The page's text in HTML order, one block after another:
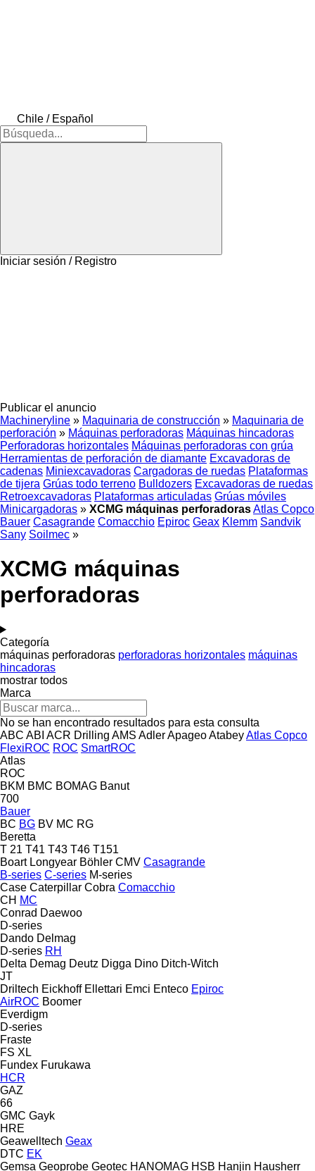
Chile / Español
Iniciar sesión / Registro
Publicar el anuncio
Machineryline » Maquinaria de construcción » Maquinaria de
perforación » Máquinas perforadoras Máquinas hincadoras
Perforadoras horizontales Máquinas perforadoras con grúa
Herramientas de perforación de diamante Excavadoras de
cadenas Miniexcavadoras Cargadoras de ruedas Plataformas
de tijera Grúas todo terreno Bulldozers Excavadoras de ruedas
Retroexcavadoras Plataformas articuladas Grúas móviles
Minicargadoras » XCMG máquinas perforadorasAtlas Copco
Bauer Casagrande Comacchio Epiroc Geax Klemm Sandvik
Sany Soilmec »
XCMG máquinas
perforadoras
Categoría
máquinas perforadoras perforadoras horizontales máquinas
hincadoras
mostrar todos
Marca
No se han encontrado resultados para esta consulta
ABC ABI ACR Drilling AMS AdlerApageoAtabeyAtlas Copco
FlexiROC ROC SmartROC
Atlas
ROC
BKM BMC BOMAG Banut
700
Bauer
BC BG BV MC RG
Beretta
T 21 T41 T43 T46 T151
Boart Longyear Böhler CMV Casagrande
B-series C-series M-series
Case Caterpillar Cobra Comacchio
CH MC
Conrad Daewoo
D-series
Dando Delmag
D-series RH
Delta Demag Deutz Digga Dino Ditch-Witch
JT
Driltech Eickhoff Ellettari Emci Enteco Epiroc
AirROC Boomer
Everdigm
D-series
Fraste
FS XL
Fundex Furukawa
HCR
GAZ
66
GMC Gayk
HRE
Geawelltech Geax
DTC EK
Gemsa Geoprobe Geotec HANOMAG HSB Hanjin Hausherr